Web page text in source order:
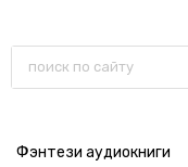
Фэнтези аудиокниги